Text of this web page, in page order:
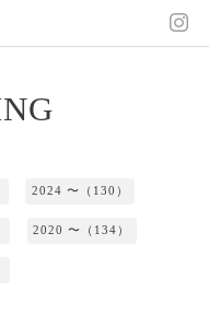
2024 〜（130）
2020 〜（134）